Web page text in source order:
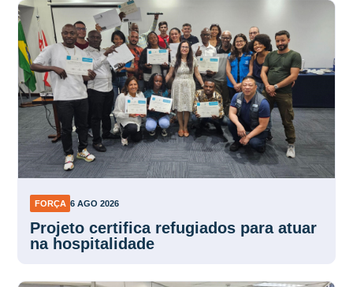
FORÇA 6 AGO 2026
Projeto certifica refugiados para atuar
na hospitalidade